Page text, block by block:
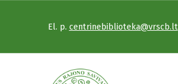
El. p. centrinebiblioteka@vrscb.lt